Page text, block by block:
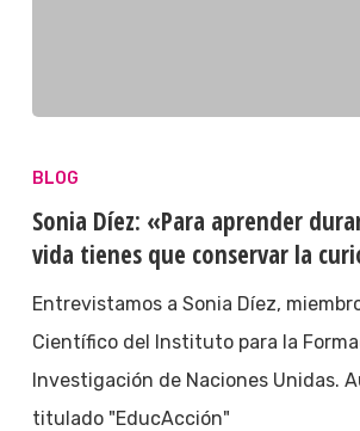
BLOG
Sonia Díez: «Para aprender
vida tienes que conservar la
Entrevistamos a Sonia Díez,
Científico del Instituto para la
Investigación de Naciones Unidas.
titulado "EducAcción"